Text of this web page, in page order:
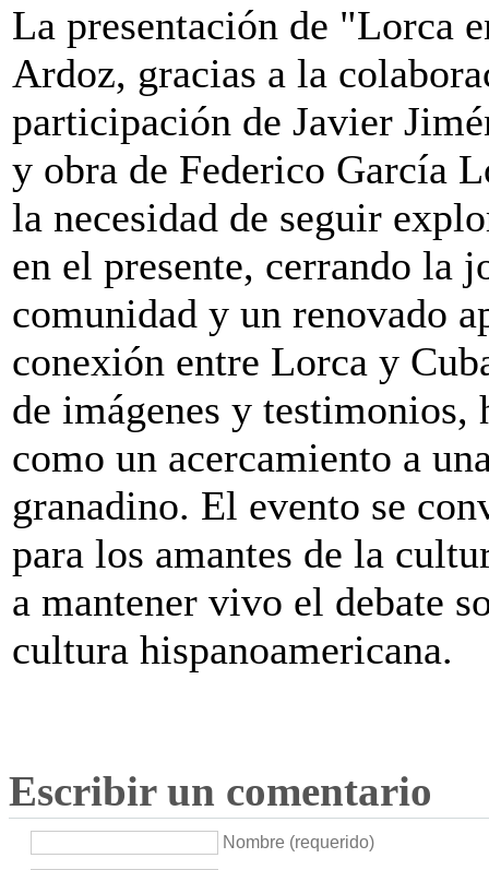
La presentación de "Lorca
Ardoz, gracias a la
participación de Javier
y obra de Federico García
la necesidad de seguir
en el presente, cerrando la
comunidad y un renovado
conexión entre Lorca y
de imágenes y
como un acercamiento a
granadino. El evento se
para los amantes de la
a mantener vivo el debate
cultura hispanoamericana.
Escribir un comentario
Nombre (requerido)